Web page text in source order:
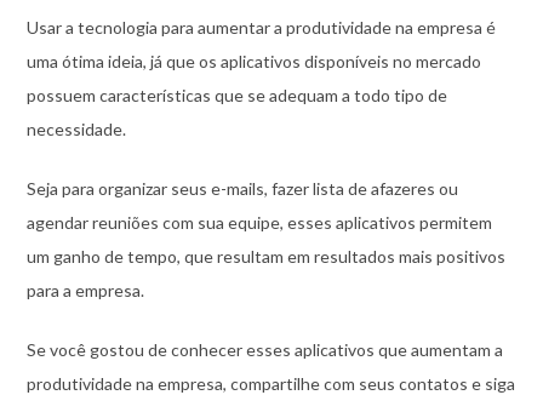
Usar a tecnologia para aumentar a produtividade na empresa é
uma ótima ideia, já que os aplicativos disponíveis no mercado
possuem características que se adequam a todo tipo de
necessidade.
Seja para organizar seus e-mails, fazer lista de afazeres ou
agendar reuniões com sua equipe, esses aplicativos permitem
um ganho de tempo, que resultam em resultados mais positivos
para a empresa.
Se você gostou de conhecer esses aplicativos que aumentam a
produtividade na empresa, compartilhe com seus contatos e siga